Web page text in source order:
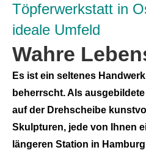
Töpferwerkstatt in
ideale Umfeld
Wahre
Es ist ein seltenes
beherrscht. Als
auf der Drehscheibe
Skulpturen, jede von Ihnen
längeren Station in